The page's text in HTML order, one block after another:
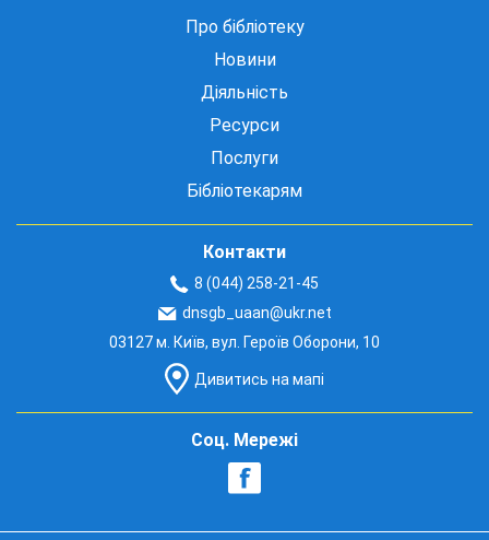
Про бібліотеку
Новини
Діяльність
Ресурси
Послуги
Бібліотекарям
Контакти
8 (044) 258-21-45
dnsgb_uaan@ukr.net
03127 м. Київ, вул. Героїв Оборони, 10
Дивитись на мапі
Соц. Мережі